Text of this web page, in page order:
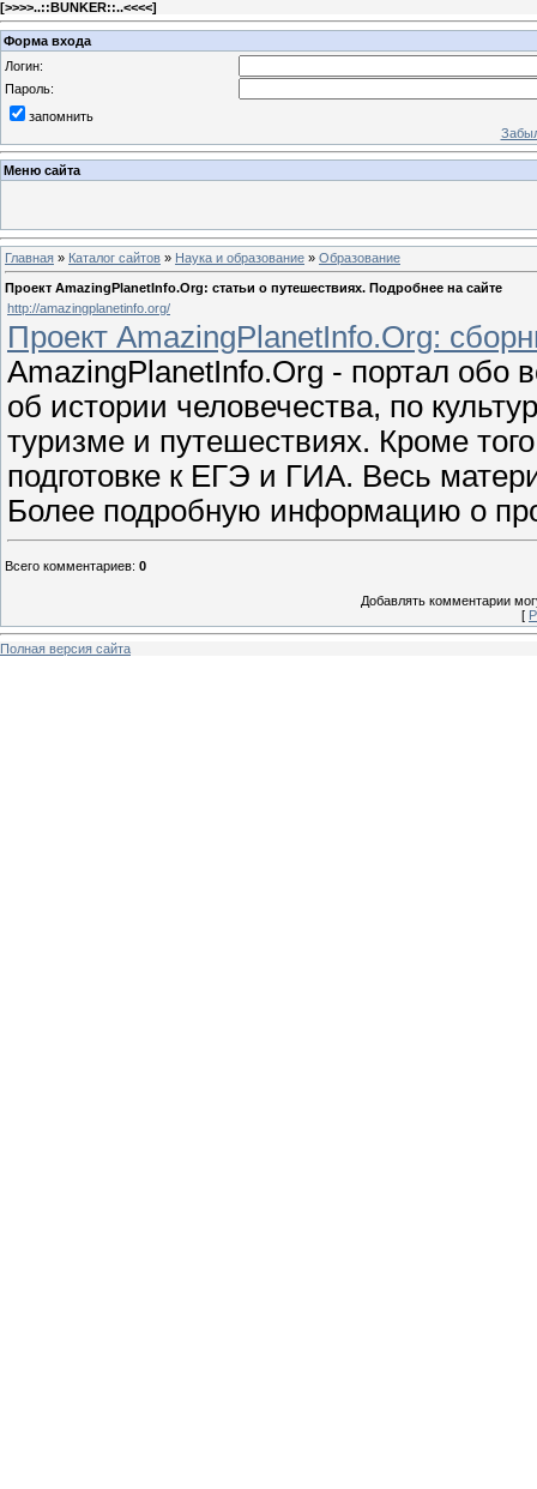
[>>>>..::BUNKER::..<<<<]
Форма входа
Логин:
Пароль:
запомнить
Меню сайта
Главная » Каталог сайтов » Наука и образование » Образование
Проект AmazingPlanetInfo.Org: статьи о путешествиях. Подробнее на сайте
http://amazingplanetinfo.org/
Проект AmazingPlanetInfo.Org:
AmazingPlanetInfo.Org - портал
об истории человечества, по
туризме и путешествиях. Кроме
подготовке к ЕГЭ и ГИА. Весь
Более подробную информацию о
Всего комментариев: 0
Добавлять комментарии
[
Полная версия сайта